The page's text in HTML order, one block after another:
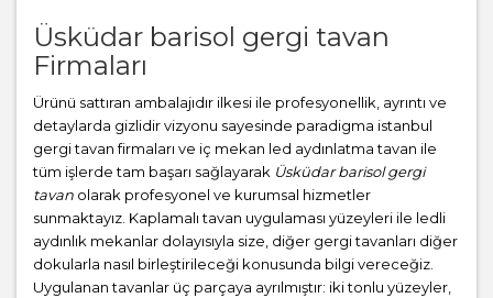
Üsküdar barisol gergi tavan
Firmaları
Ürünü sattıran ambalajıdır ilkesi ile profesyonellik, ayrıntı ve
detaylarda gizlidir vizyonu sayesinde paradigma istanbul
gergi tavan firmaları ve iç mekan led aydınlatma tavan ile
tüm işlerde tam başarı sağlayarak Üsküdar barisol gergi
tavan olarak profesyonel ve kurumsal hizmetler
sunmaktayız. Kaplamalı tavan uygulaması yüzeyleri ile ledli
aydınlık mekanlar dolayısıyla size, diğer gergi tavanları diğer
dokularla nasıl birleştirileceği konusunda bilgi vereceğiz.
Uygulanan tavanlar üç parçaya ayrılmıştır: iki tonlu yüzeyler,